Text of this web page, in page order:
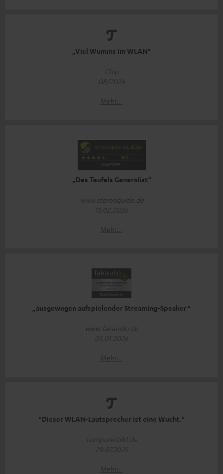
„Viel Wumms im WLAN“
Chip
08/2026
Mehr...
„Des Teufels Generalist“
www.stereoguide.de
13.02.2026
Mehr...
„ausgewogen aufspielender Streaming-Speaker“
www.fairaudio.de
05.01.2026
Mehr...
"Dieser WLAN-Lautsprecher ist eine Wucht."
computerbild.de
29.07.2025
Mehr...